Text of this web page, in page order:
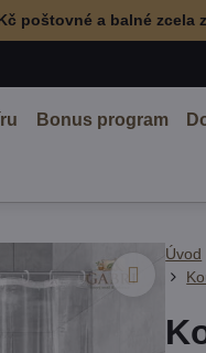
poštovné a balné zcela
Bonus program
Úvod